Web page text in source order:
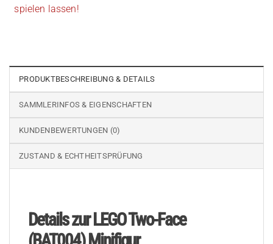
spielen lassen!
PRODUKTBESCHREIBUNG & DETAILS
SAMMLERINFOS & EIGENSCHAFTEN
KUNDENBEWERTUNGEN (0)
ZUSTAND & ECHTHEITSPRÜFUNG
Details zur LEGO Two-Face